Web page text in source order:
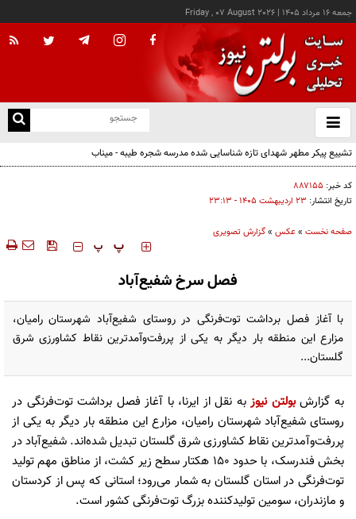
جمعه ۱۶ مرداد ۱۴۰۵ |
Friday , 07 August 2026
باز
و
تشییع پیکر مطهر شهدای تازه شناسایی شده مدرسه شجره طیبه - میناب
کد خبر: ۸۸۷۱۵۵
تاریخ انتشار: ۲۳ ارديبهشت ۱۴۰۵ - ۲۳:۱۳
صفحه نخست »عکس »گزارش تصویری
‍‍‍ پ پ
فصل سرخ شفیع‌آباد
با آغاز فصل برداشت توت‌فرنگی در روستای شفیع‌آباد شهرستان رامیان،
مزارع این منطقه بار دیگر به یکی از پررفت‌وآمدترین نقاط کشاورزی شرق
گلستان...
به گزارشبولتن نیوزبه نقل از ایرنا، با آغاز فصل برداشت توت‌فرنگی در
روستای شفیع‌آباد شهرستان رامیان، مزارع این منطقه بار دیگر به یکی از
پررفت‌وآمدترین نقاط کشاورزی شرق گلستان تبدیل شده‌اند. شفیع‌آباد در
بخش فندرسک، با حدود ۱۵۰ هکتار سطح زیر کشت، از مناطق مهم تولید
توت‌فرنگی در استان گلستان به شمار می‌رود؛ استانی که پس از کردستان
و مازندران، سومین تولیدکننده بزرگ توت‌فرنگی کشور است.